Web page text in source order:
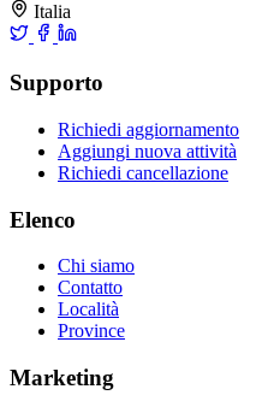
Italia
Supporto
Richiedi aggiornamento
Aggiungi nuova attività
Richiedi cancellazione
Elenco
Chi siamo
Contatto
Località
Province
Marketing